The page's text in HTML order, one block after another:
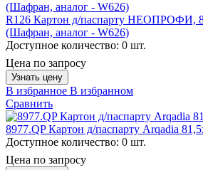
R126 Картон д/паспарту НЕОПРОФИ,
(Шафран, аналог - W626)
Доступное количество: 0 шт.
Цена по запросу
Узнать цену
В избранное В избранном
Сравнить
8977.QP Картон д/паспарту Arqadia
Доступное количество: 0 шт.
Цена по запросу